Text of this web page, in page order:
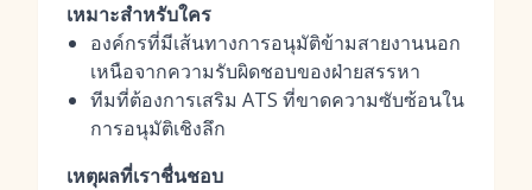
เหมาะสำหรับใคร
องค์กรที่มีเส้นทางการอนุมัติข้ามสายงานนอก
เหนือจากความรับผิดชอบของฝ่ายสรรหา
ทีมที่ต้องการเสริม ATS ที่ขาดความซับซ้อนใน
การอนุมัติเชิงลึก
เหตุผลที่เราชื่นชอบ